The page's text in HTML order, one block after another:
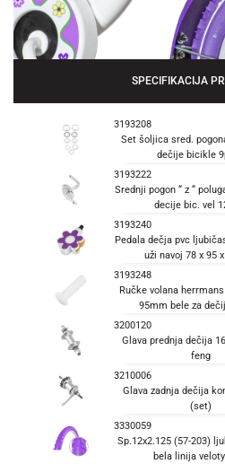
SPECIFIKACIJA
3193208
Set šoljica sred.
dečije bicikle
3193222
Srednji pogon “ z “
decije bic. vel
3193240
Pedala dečja pvc
uži navoj 78 x 95
3193248
Ručke volana
95mm bele za
3200120
Glava prednja dečija
feng
3210006
Glava zadnja dečija
(set)
3330059
Sp.12x2.125 (57-203)
bela linija